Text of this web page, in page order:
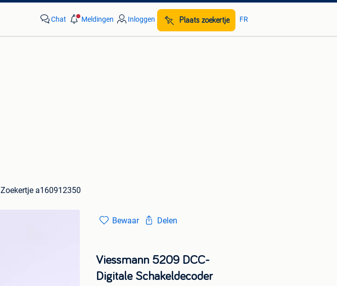
Chat Meldingen Inloggen Plaats zoekertje FR
Zoekertje a160912350
Bewaar Delen
Viessmann 5209 DCC-
Digitale Schakeldecoder